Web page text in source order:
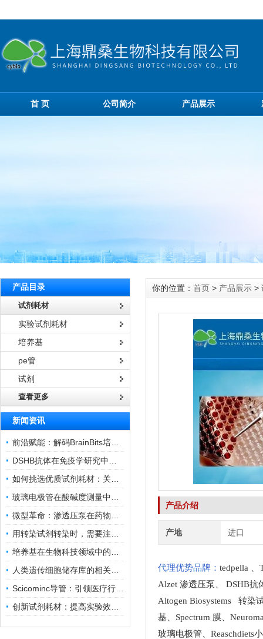
首 页 公司简介 产品展示
产品目录
试剂耗材
实验试剂耗材
培养基
pe管
试剂
查看更多
新闻资讯
你的位置： 首页 > 产品展示 >
产品介绍
产地 进口
代理优势品牌： tedpella
Alzet 渗透压泵
DSHB抗
Altogen Biosystems 转染
基
Spectrum 膜
玻璃电极管
Reaschdiets